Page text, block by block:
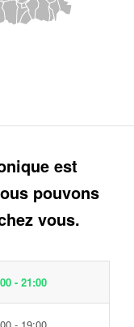
est
pouvons
vous.
- 21:00